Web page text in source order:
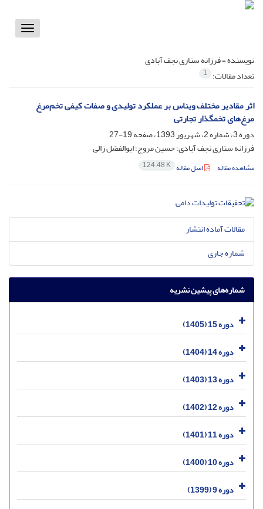
Toggle
نویسنده =فرزانه ستاری نجف آبادی
تعداد مقالات: 1
اثر مقادیر مختلف ویناس بر عملکرد تولیدی و صفات کیفی تخم‌مرغ
مرغ‌های تخمگذار تجارتی
دوره 3، شماره 2، شهریور 1393، صفحه
19-27
فرزانه ستاری نجف آبادی؛ حسین مروج؛ ابوالفضل زالی
مشاهده مقاله اصل مقاله 124.48 K
مقالات آماده انتشار
شماره جاری
شماره‌های پیشین نشریه
دوره 15 (1405)
دوره 14 (1404)
دوره 13 (1403)
دوره 12 (1402)
دوره 11 (1401)
دوره 10 (1400)
دوره 9 (1399)